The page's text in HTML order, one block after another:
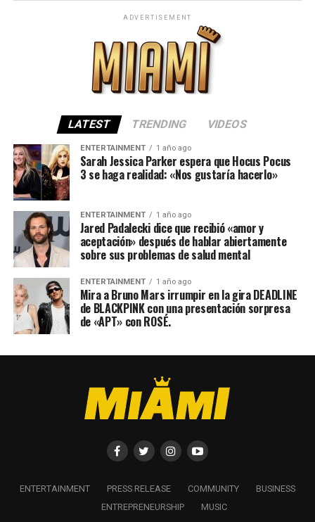
ADVERTISEMENT
LATEST TRENDING VIDEOS
ENTERTAINMENT 1 año ago
Sarah Jessica Parker espera que Hocus Pocus
3 se haga realidad: «Nos gustaría hacerlo»
ENTERTAINMENT 1 año ago
Jared Padalecki dice que recibió «amor y
aceptación» después de hablar abiertamente
sobre sus problemas de salud mental
ENTERTAINMENT 1 año ago
Mira a Bruno Mars irrumpir en la gira DEADLINE
de BLACKPINK con una presentación sorpresa
de «APT» con ROSÉ.
ENTERTAINMENT PRESS RELEASE COMMUNITY
BUSINESS
ENTREPRENEURSHIP
MUSIC